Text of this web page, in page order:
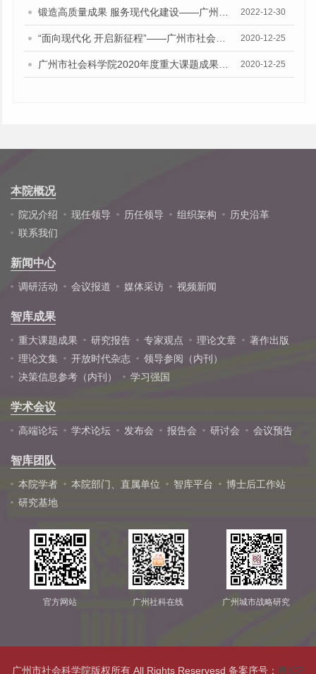
锻造高质量成果 服务现代化建设——广州市社会科学院2022年度重大课题成果发布会 2022-12-30
“面向现代化 开启新征程”——广州市社会科学院2020年度重大课题成果发布会 2020-12-25
广州市社会科学院2020年度重大课题成果发布会 2020-12-25
本院概况
院况介绍 现任领导 历任领导 组织架构
历史沿革
联系我们
新闻中心
调研活动 会议报道 媒体采访 视频新闻
智库成果
重大课题成果 研究报告 专家观点 理论文章
著作出版
理论文集
开放时代杂志
领导参阅（内刊）
决策信息参考（内刊）
学习强国
学术会议
高端论坛 学术论坛 发布会 报告会 研讨会 会议预告
智库团队
本院学者 本院部门、直属单位 智库平台
博士后工作站
研究基地
官方网站 广州社科在线 广州城市战略研究
广州市社会科学院版权所有 All Rights Reservesd 备案序号： 粤ICP